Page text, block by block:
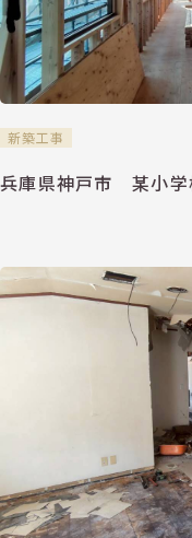
新築工事
兵庫県神戸市 某小学